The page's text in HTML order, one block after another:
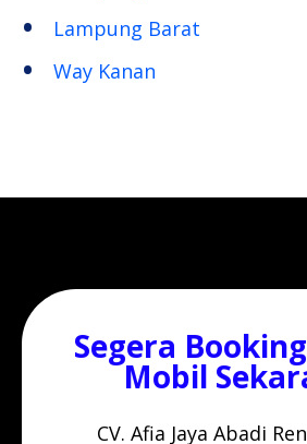
Lampung Barat
Way Kanan
Segera
Mobil
CV. Afia Jaya Abadi